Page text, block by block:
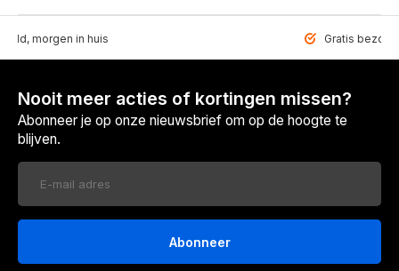
morgen in huis Gratis
Nooit meer acties of kortingen missen?
Abonneer je op onze nieuwsbrief om op de hoogte te
blijven.
Abonneer